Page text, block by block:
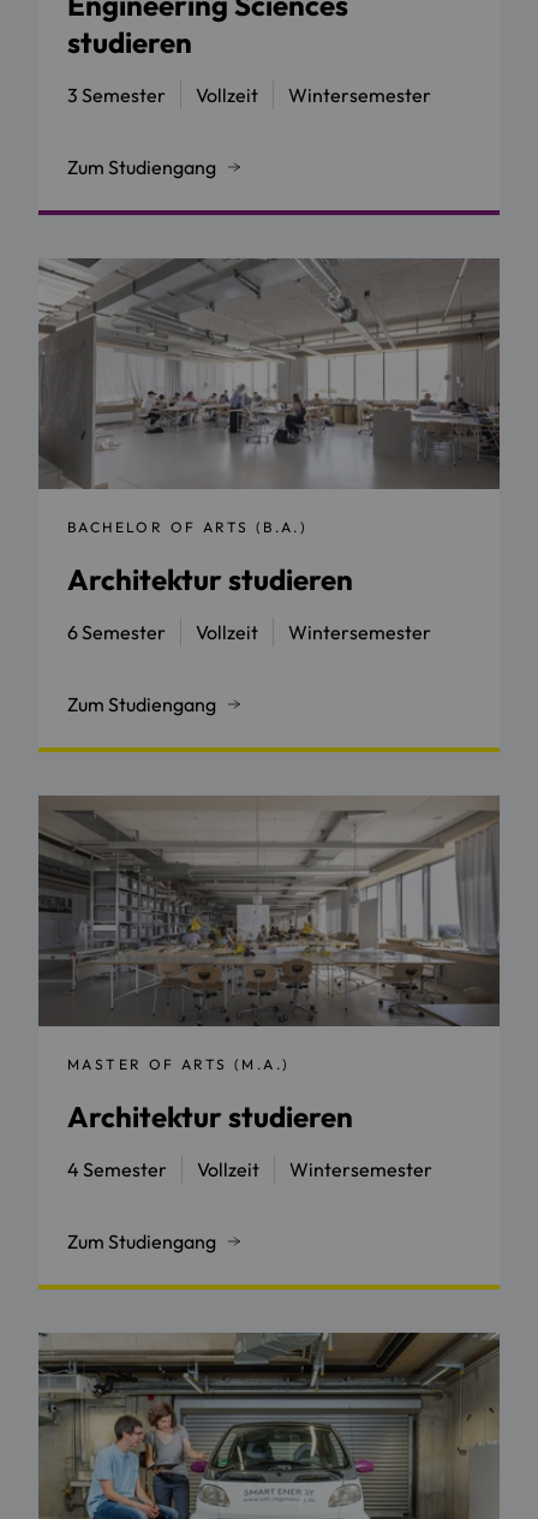
studieren
3 Semester Vollzeit Wintersemester
Zum Studiengang
BACHELOR OF ARTS (B.A.)
Architektur studieren
6 Semester Vollzeit Wintersemester
Zum Studiengang
MASTER OF ARTS (M.A.)
Architektur studieren
4 Semester Vollzeit Wintersemester
Zum Studiengang